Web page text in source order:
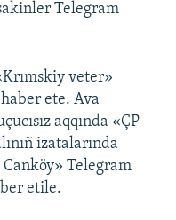
Telegram
veter»
haber ete. Ava
aqqında «ÇP
izatalarında
Telegram
etile.